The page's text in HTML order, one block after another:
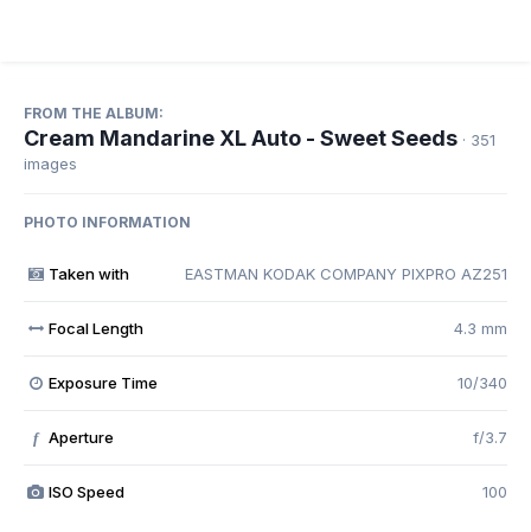
FROM THE ALBUM:
Cream Mandarine XL Auto - Sweet Seeds · 351
images
PHOTO INFORMATION
Taken with EASTMAN KODAK COMPANY PIXPRO AZ251
Focal Length 4.3 mm
Exposure Time 10/340
f Aperture f/3.7
ISO Speed 100